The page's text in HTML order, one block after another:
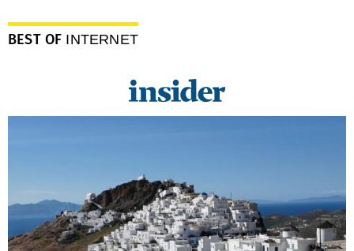
BEST OF INTERNET